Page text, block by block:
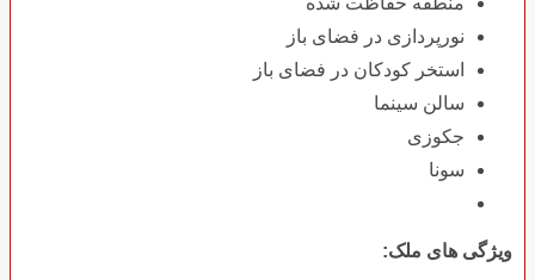
نورپردازی در فضای باز
استخر کودکان در فضای باز
سالن سینما
جکوزی
سونا
ویژگی های ملک: